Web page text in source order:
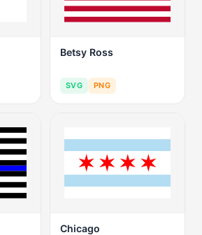
Betsy Ross
SVG PNG
Chicago